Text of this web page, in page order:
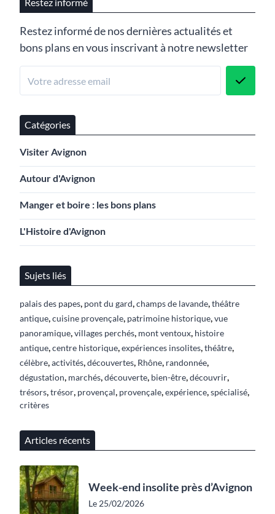
Restez informé
Restez informé de nos dernières actualités et
bons plans en vous inscrivant à notre newsletter
Catégories
Visiter Avignon
Autour d'Avignon
Manger et boire : les bons plans
L'Histoire d'Avignon
Sujets liés
palais des papes, pont du gard,champs de lavande,théâtre
antique,cuisine provençale, patrimoine historique,vue
panoramique,villages perchés, mont ventoux, histoire
antique,centre historique,expériences insolites,théâtre,
célèbre,activités,découvertes, Rhône, randonnée,
dégustation, marchés,découverte, bien-être,découvrir,
trésors,trésor, provençal, provençale,expérience,spécialisé,
critères
Articles récents
Week-end insolite près d’Avignon
Le 25/02/2026